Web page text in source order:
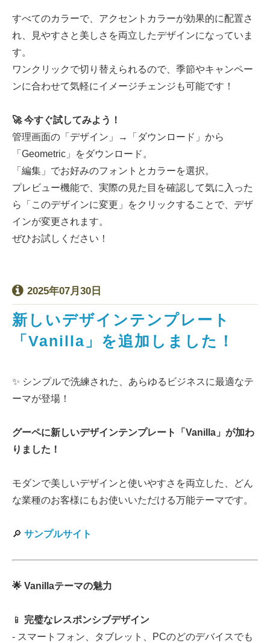
すべてのカラーで、アクセントカラーが効果的に配置さ
れ、見やすさと美しさを両立したデザインになっていま
す。
ワンクリックで切り替えられるので、季節やキャンペー
ンに合わせて気軽にイメージチェンジも可能です！
🚀 今すぐ試してみよう！
管理画面の「デザイン」→「ダウンロード」から
「Geometric」をダウンロード。
「編集」でお好みのフォントとカラーを選択。
プレビュー機能で、実際の見た目を確認して気に入った
ら「このデザインに変更」をクリックすることで、デザ
インが変更されます。
ぜひお試しください！
2025年07月30日
新しいデザインテンプレート
「Vanilla」を追加しました！
✨ シンプルで洗練された、あらゆるビジネスに最適なテ
ーマが登場！
グーペに新しいデザインテンプレート「Vanilla」が加わ
りました！
モダンで美しいデザインと使いやすさを両立した、どん
な業種のお客様にもお使いいただける万能テーマです。
🔎 サンプルサイト
🌟 Vanillaテーマの魅力
📱 完璧なレスポンシブデザイン
- スマートフォン、タブレット、PCのどのデバイスでも